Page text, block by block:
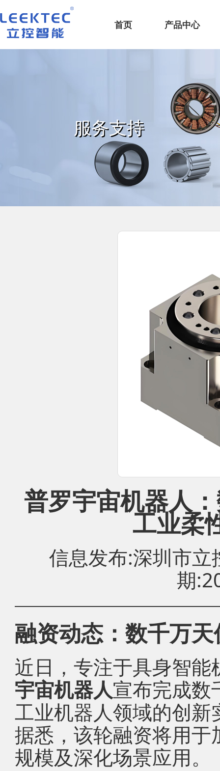
深圳市立控智能科技有限公司
首页
产品中心
服务支持
普罗宇宙机器人
工业柔
信息发布:深圳市
期
融资动态：数千万
近日，专注于具身智
宇宙机器人宣布完成数
工业机器人领域的创
据悉，该轮融资将用
规模及深化场景应用。